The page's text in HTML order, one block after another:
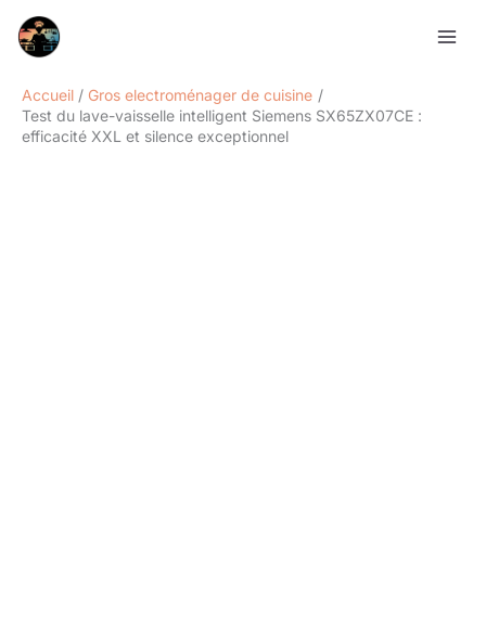
Accueil
Gros electroménager de cuisine
Test du lave-vaisselle intelligent Siemens SX65ZX07CE :
efficacité XXL et silence exceptionnel
Rechercher